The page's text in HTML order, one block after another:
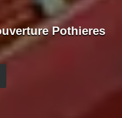
Pothieres